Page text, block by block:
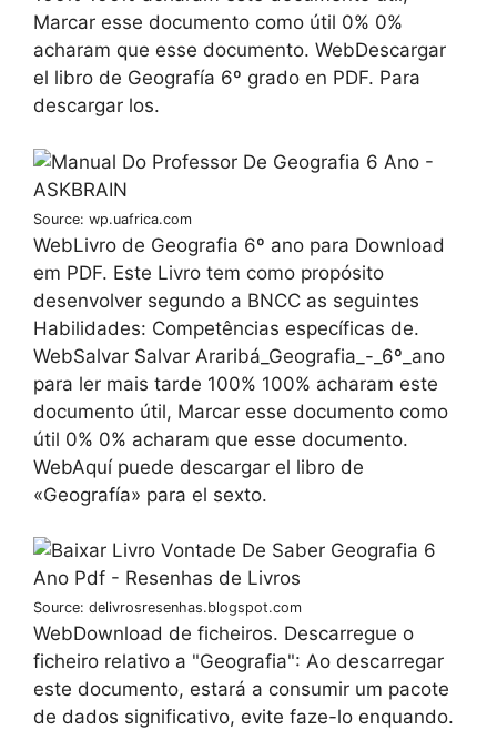
Marcar esse documento como útil 0% 0%
acharam que esse documento. WebDescargar
el libro de Geografía 6º grado en PDF. Para
descargar los.
Source: wp.uafrica.com
WebLivro de Geografia 6º ano para Download
em PDF. Este Livro tem como propósito
desenvolver segundo a BNCC as seguintes
Habilidades: Competências específicas de.
WebSalvar Salvar Araribá_Geografia_-_6º_ano
para ler mais tarde 100% 100% acharam este
documento útil, Marcar esse documento como
útil 0% 0% acharam que esse documento.
WebAquí puede descargar el libro de
«Geografía» para el sexto.
Source: delivrosresenhas.blogspot.com
WebDownload de ficheiros. Descarregue o
ficheiro relativo a "Geografia": Ao descarregar
este documento, estará a consumir um pacote
de dados significativo, evite faze-lo enquando.